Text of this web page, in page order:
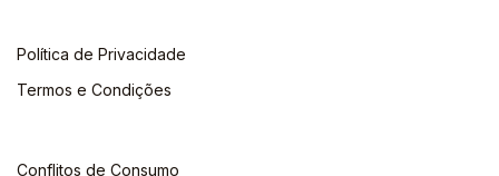
Política de Privacidade
Termos e Condições
Conflitos de Consumo